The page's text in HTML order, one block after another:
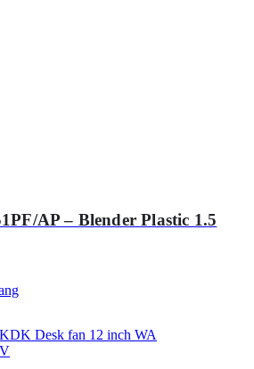
AP – Blender Plastic 1.5